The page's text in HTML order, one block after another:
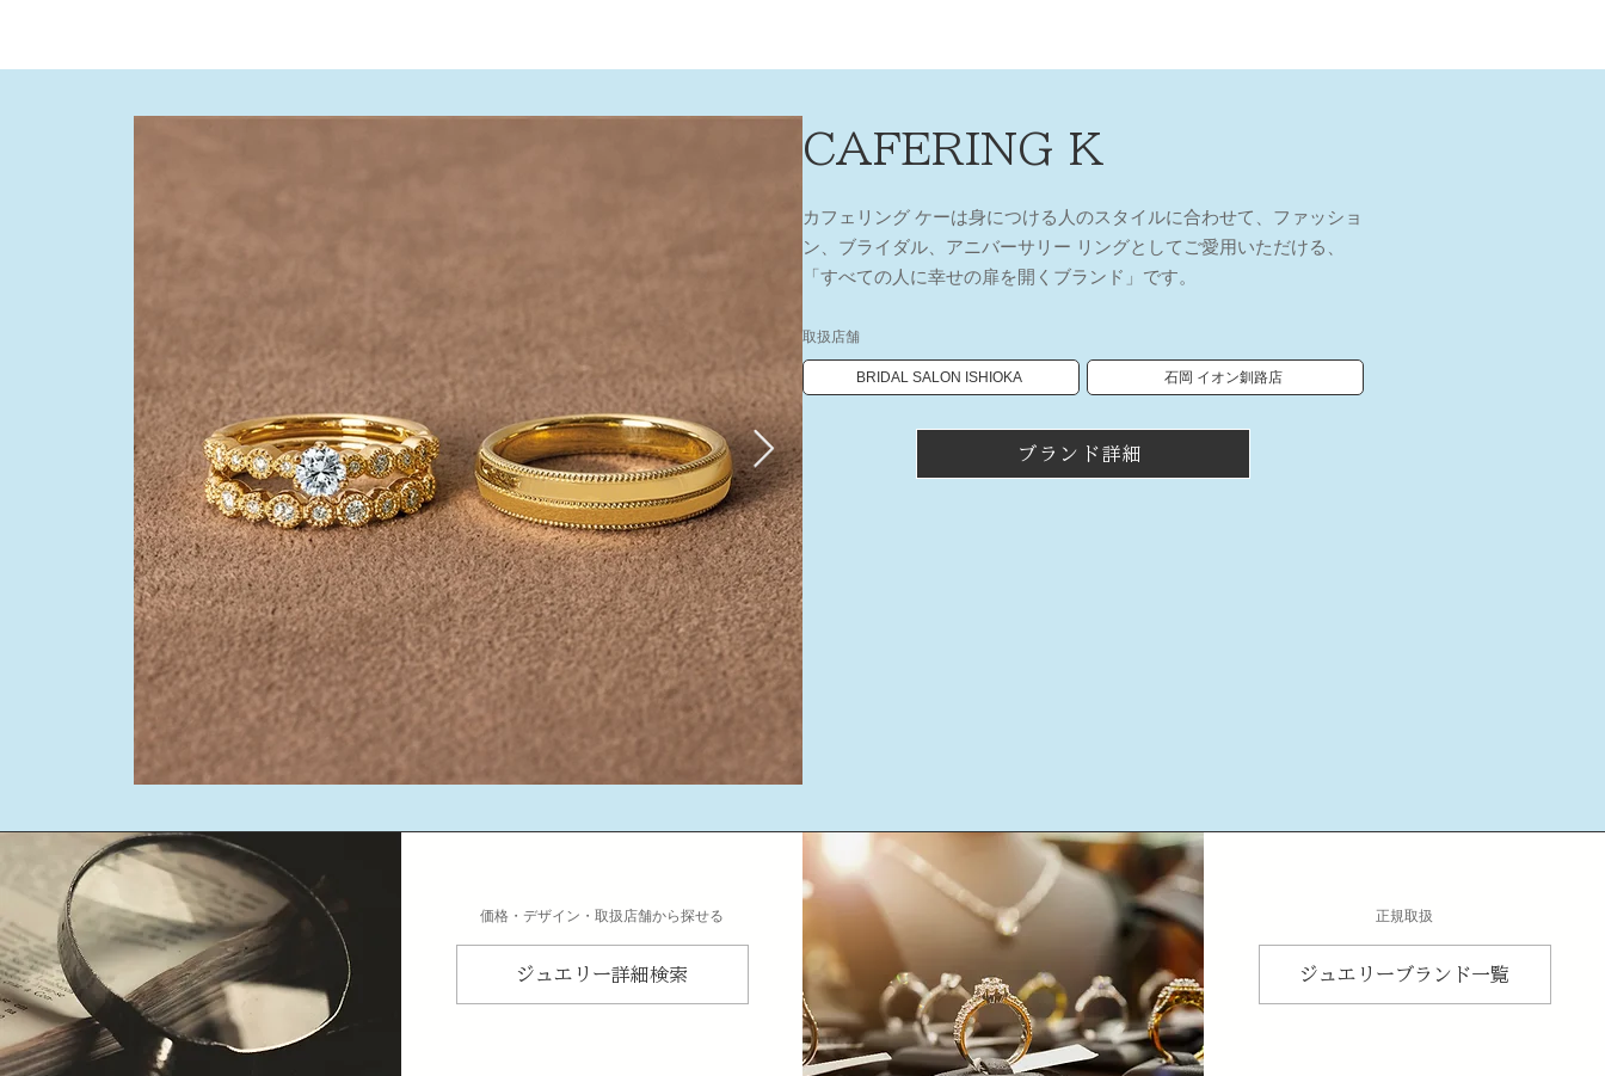
CAFERING K
カフェリング ケーは身につける人のスタイルに合わせて、ファッショ
ン、ブライダル、アニバーサリー リングとしてご愛用いただける、
「すべての人に幸せの扉を開くブランド」です。
取扱店舗
BRIDAL SALON ISHIOKA 石岡 イオン釧路店
ブランド詳細
​価格・デザイン・取扱店舗から探せる
ジュエリー詳細検索
​正規取扱
ジュエリーブランド一覧